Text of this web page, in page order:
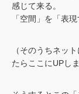
感じて来る。
「空間」を「表
（そのうちネッ
たらここにUPしま